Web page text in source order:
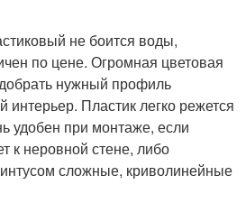
не боится воды,
по цене. Огромная цветовая
нужный профиль
интерьер. Пластик легко режется
удобен при монтаже, если
к неровной стене, либо
сложные, криволинейные